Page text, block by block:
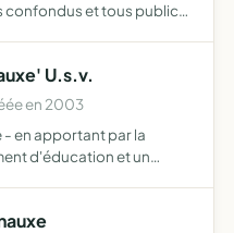
confondus et tous publics
U.s.v.
en 2003
- en apportant par la
d'éducation et un